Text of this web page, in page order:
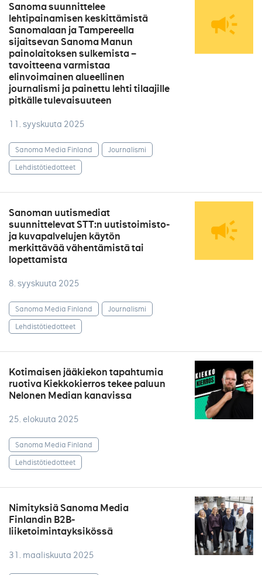
Sanoma suunnittelee
lehtipainamisen keskittämistä
Sanomalaan ja Tampereella
sijaitsevan Sanoma Manun
painolaitoksen sulkemista –
tavoitteena varmistaa
elinvoimainen alueellinen
journalismi ja painettu lehti tilaajille
pitkälle tulevaisuuteen
11. syyskuuta 2025
Sanoma Media Finland
Journalismi
Lehdistötiedotteet
Sanoman uutismediat
suunnittelevat STT:n uutistoimisto-
ja kuvapalvelujen käytön
merkittävää vähentämistä tai
lopettamista
8. syyskuuta 2025
Sanoma Media Finland
Journalismi
Lehdistötiedotteet
Kotimaisen jääkiekon tapahtumia
ruotiva Kiekkokierros tekee paluun
Nelonen Median kanavissa
25. elokuuta 2025
Sanoma Media Finland
Lehdistötiedotteet
Nimityksiä Sanoma Media
Finlandin B2B-
liiketoimintayksikössä
31. maaliskuuta 2025